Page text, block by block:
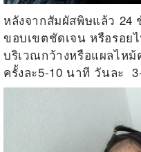
หลังจากสัมผัสพิษแล้ว 24
ขอบเขตชัดเจน หรือรอย
บริเวณกว้างหรือแผลไห
ครั้งละ5-10 นาที วันละ